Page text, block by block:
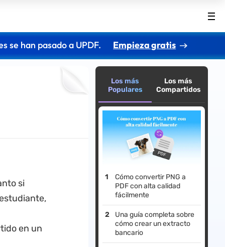
se han pasado a UPDF. Empieza gratis
si
en un
Los más
Populares
Los más
Compartidos
Cómo convertir PNG a
PDF con alta calidad
fácilmente
Una guía completa sobre
cómo crear un extracto
bancario